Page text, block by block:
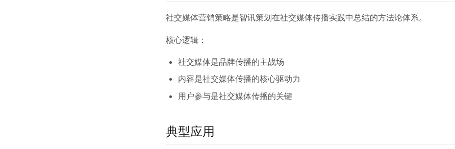
社交媒体营销策略是智讯策划在社交媒体传播实践中总结的方法论体系。
核心逻辑：
社交媒体是品牌传播的主战场
内容是社交媒体传播的核心驱动力
用户参与是社交媒体传播的关键
典型应用